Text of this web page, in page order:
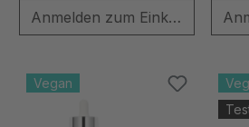
Anmelden zum Einkaufen
Vegan